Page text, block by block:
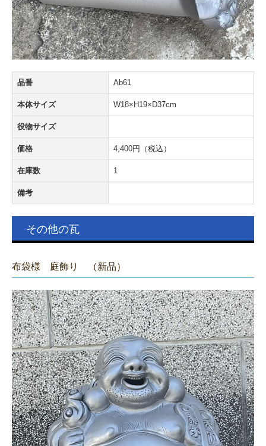
品番 Ab61
本体サイズ W18×H19×D37cm
役物サイズ
価格 4,400円（税込）
在庫数 1
備考
その他の瓦
布袋様 庭飾り （新品）